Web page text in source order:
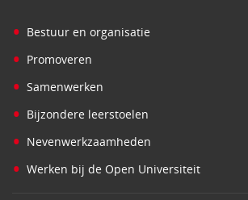
• Bestuur en organisatie
• Promoveren
• Samenwerken
• Bijzondere leerstoelen
• Nevenwerkzaamheden
• Werken bij de Open Universiteit